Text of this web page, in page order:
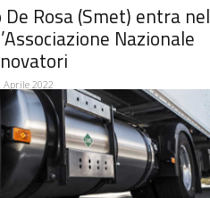
De Rosa (Smet) entra nel
Nazionale
Aprile 2022